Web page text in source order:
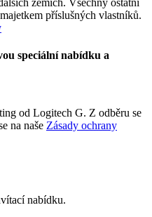
příslušných vlastníků.
speciální nabídku a
od Logitech G. Z odběru se
na naše Zásady ochrany
nabídku.